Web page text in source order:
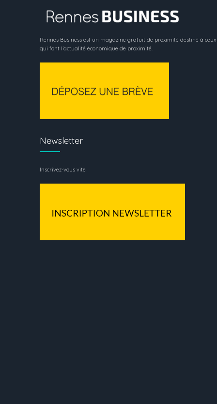
Rennes Business est un magazine gratuit de proximité destiné à ceux
qui font l’actualité économique de proximité.
Newsletter
Inscrivez-vous vite